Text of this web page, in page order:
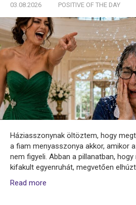
03.08.2026 POSITIVE OF THE DAY
Háziasszonynak öltöztem, hogy
a fiam menyasszonya akkor, amikor
nem figyeli. Abban a pillanatban,
kifakult egyenruhát, megvetően
Read more